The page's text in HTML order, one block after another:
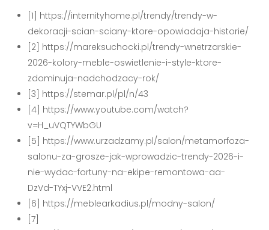
[1] https://internityhome.pl/trendy/trendy-w-
dekoracji-scian-sciany-ktore-opowiadaja-historie/
[2] https://mareksuchocki.pl/trendy-wnetrzarskie-
2026-kolory-meble-oswietlenie-i-style-ktore-
zdominuja-nadchodzacy-rok/
[3] https://stemar.pl/pl/n/43
[4] https://www.youtube.com/watch?
v=H_uVQTYWbGU
[5] https://www.urzadzamy.pl/salon/metamorfoza-
salonu-za-grosze-jak-wprowadzic-trendy-2026-i-
nie-wydac-fortuny-na-ekipe-remontowa-aa-
DzVd-TYxj-VVE2.html
[6] https://meblearkadius.pl/modny-salon/
[7]